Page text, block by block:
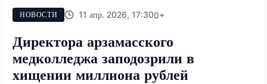
НОВОСТИ 11 апр. 2026, 17:300+
Директора арзамасского
медколледжа заподозрили в
хищении миллиона рублей